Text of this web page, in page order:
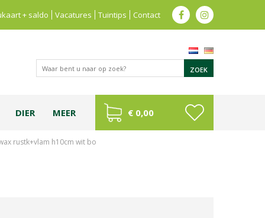
rustk+vlam h10cm wit bo
+ saldo Vacatures Tuintips Contact
DIER MEER € 0,00